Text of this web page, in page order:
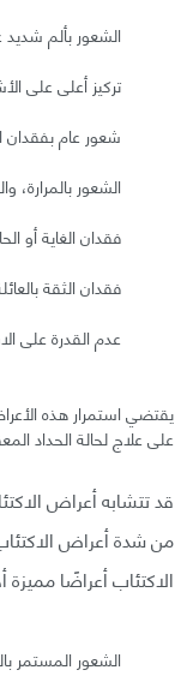
الشعور بألم شديد
تركيز أعلى على
شعور عام
الشعور بالمرارة،
فقدان الغاية أو
فقدان الثقة
عدم القدرة على
يقتضي استمرار هذه
على علاج لحالة الحداد
قد تتشابه أعراض
من شدة أعراض
الاكتئاب أعراضًا
الشعور المستمر